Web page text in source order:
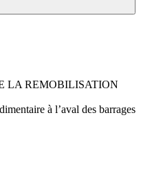
LA REMOBILISATION
à l’aval des barrages